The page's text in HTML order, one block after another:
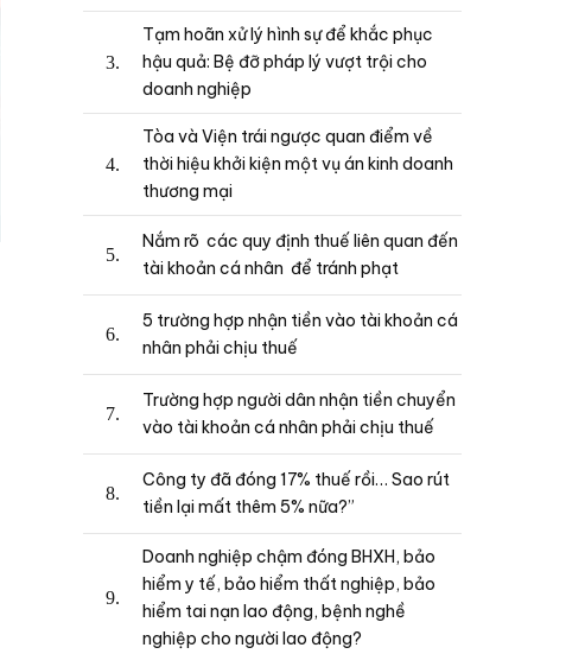
Tạm hoãn xử lý hình sự để khắc phục
hậu quả: Bệ đỡ pháp lý vượt trội cho
doanh nghiệp
Tòa và Viện trái ngược quan điểm về
thời hiệu khởi kiện một vụ án kinh doanh
thương mại
Nắm rõ các quy định thuế liên quan đến
tài khoản cá nhân để tránh phạt
5 trường hợp nhận tiền vào tài khoản cá
nhân phải chịu thuế
Trường hợp người dân nhận tiền chuyển
vào tài khoản cá nhân phải chịu thuế
Công ty đã đóng 17% thuế rồi… Sao rút
tiền lại mất thêm 5% nữa?”
Doanh nghiệp chậm đóng BHXH, bảo
hiểm y tế, bảo hiểm thất nghiệp, bảo
hiểm tai nạn lao động, bệnh nghề
nghiệp cho người lao động?